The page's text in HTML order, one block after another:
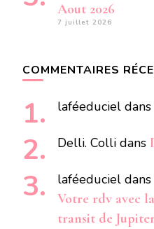
Aout 2026
7 juillet 2026
COMMENTAIRES
laféeduciel dans
Delli. Colli dans
laféeduciel dans
Votre rdv avec
transit de